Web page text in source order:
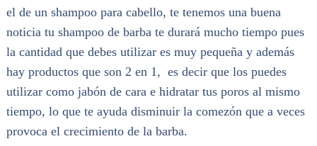
el de un shampoo para cabello, te tenemos una buena
noticia tu shampoo de barba te durará mucho tiempo pues
la cantidad que debes utilizar es muy pequeña y además
hay productos que son 2 en 1, es decir que los puedes
utilizar como jabón de cara e hidratar tus poros al mismo
tiempo, lo que te ayuda disminuir la comezón que a veces
provoca el crecimiento de la barba.